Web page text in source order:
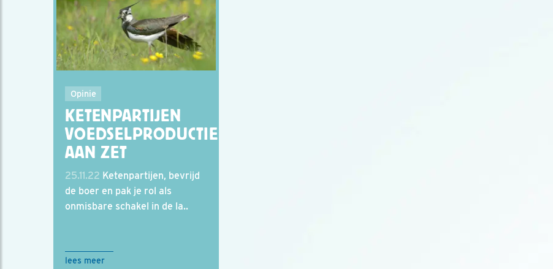
Opinie
KETENPARTIJEN
VOEDSELPRODUCTIE
AAN ZET
25.11.22 Ketenpartijen, bevrijd
de boer en pak je rol als
onmisbare schakel in de la..
lees meer